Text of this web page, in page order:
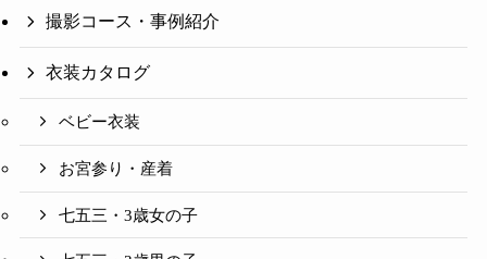
撮影コース・事例紹介
衣装カタログ
ベビー衣装
お宮参り・産着
七五三・3歳女の子